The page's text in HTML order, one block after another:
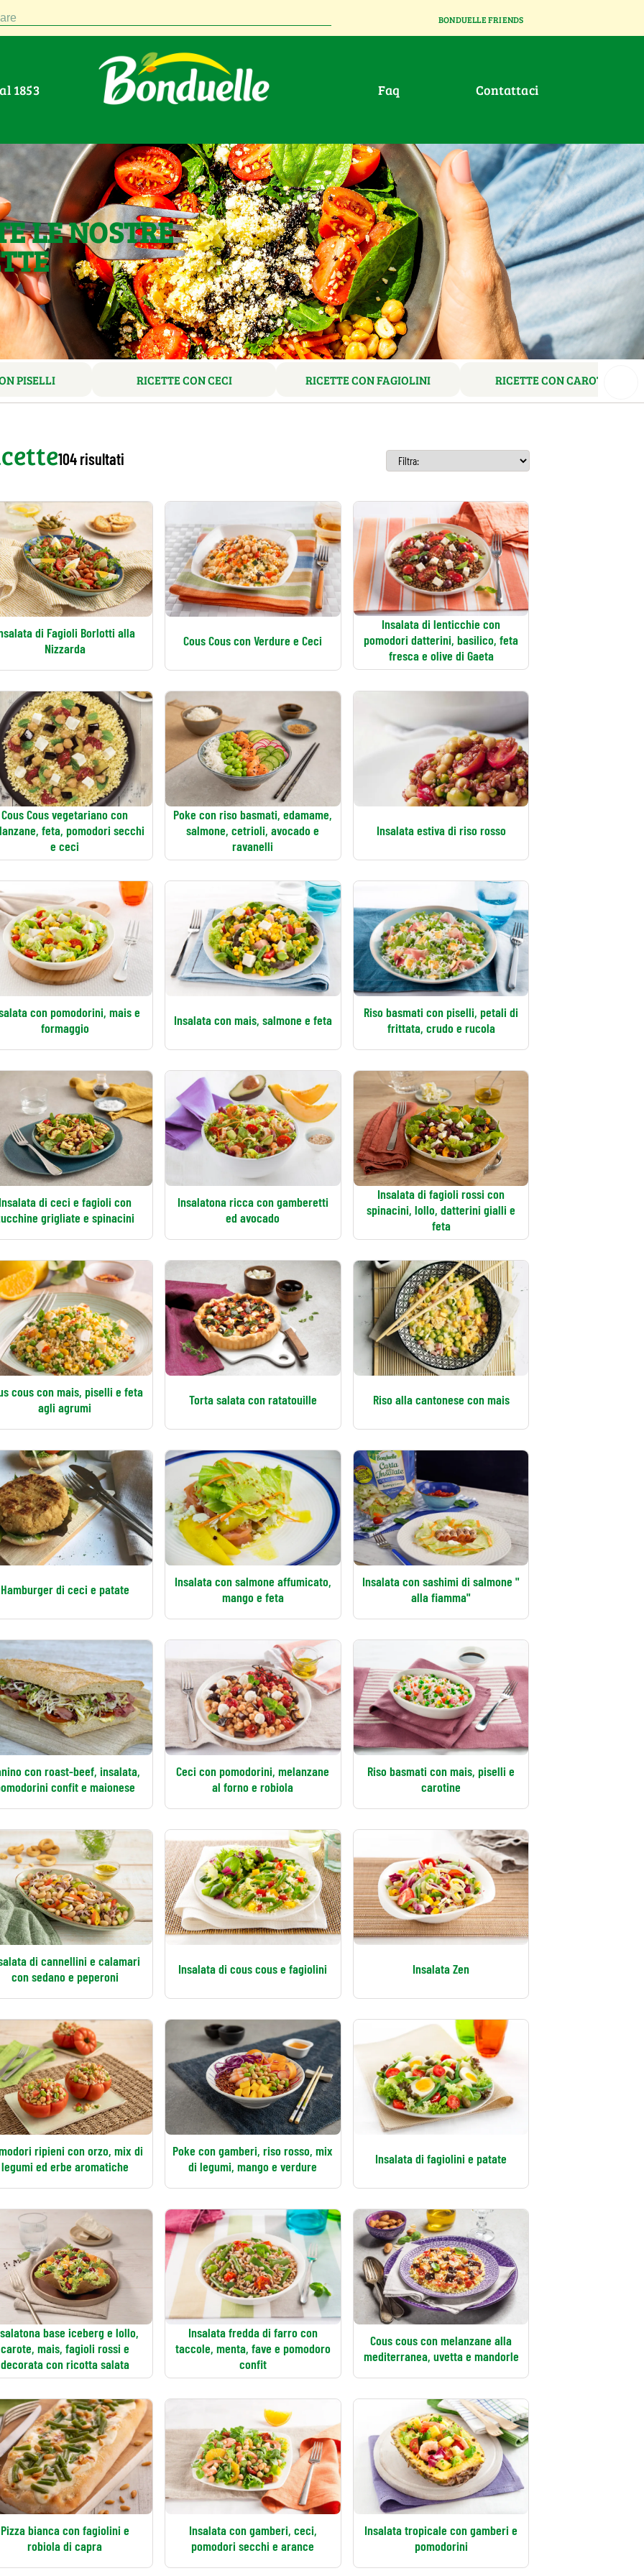
BONDUELLE FRIENDS
Dal 1853 faq contattaci
LE NOSTRE
PISELLI RICETTE CON CECI RICETTE CON FAGIOLINI RICETTE CON CAROTE
104 risultati
di Fagioli Borlotti alla
Nizzarda
Cous Cous con Verdure e Ceci
Insalata di lenticchie con
pomodori datterini, basilico, feta
fresca e olive di Gaeta
Cous Cous vegetariano con
feta, pomodori secchi
e ceci
Poke con riso basmati, edamame,
salmone, cetrioli, avocado e
ravanelli
Insalata estiva di riso rosso
con pomodorini, mais e
formaggio
Insalata con mais, salmone e feta
Riso basmati con piselli, petali di
frittata, crudo e rucola
di ceci e fagioli con
grigliate e spinacini
Insalatona ricca con gamberetti
ed avocado
Insalata di fagioli rossi con
spinacini, lollo, datterini gialli e
feta
cous con mais, piselli e feta
agli agrumi
Torta salata con ratatouille Riso alla cantonese con mais
Hamburger di ceci e patate
Insalata con salmone affumicato,
mango e feta
Insalata con sashimi di salmone "
alla fiamma"
con roast-beef, insalata,
confit e maionese
Ceci con pomodorini, melanzane
al forno e robiola
Riso basmati con mais, piselli e
carotine
di cannellini e calamari
con sedano e peperoni
Insalata di cous cous e fagiolini Insalata Zen
ripieni con orzo, mix di
legumi ed erbe aromatiche
Poke con gamberi, riso rosso, mix
di legumi, mango e verdure
Insalata di fagiolini e patate
base iceberg e lollo,
carote, mais, fagioli rossi e
decorata con ricotta salata
Insalata fredda di farro con
taccole, menta, fave e pomodoro
confit
Cous cous con melanzane alla
mediterranea, uvetta e mandorle
Pizza bianca con fagiolini e
robiola di capra
Insalata con gamberi, ceci,
pomodori secchi e arance
Insalata tropicale con gamberi e
pomodorini